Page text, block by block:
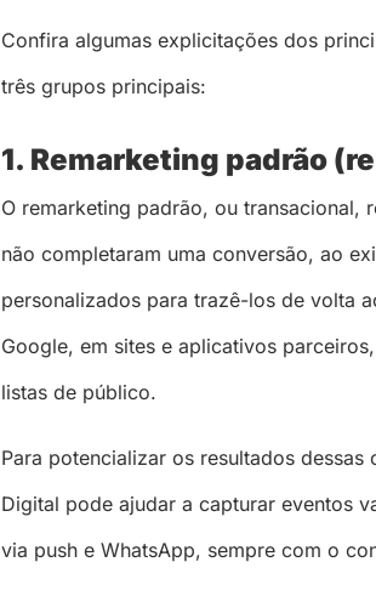
Confira algumas explicitações dos
três grupos principais:
1. Remarketing padrão
O remarketing padrão, ou transacional,
não completaram uma conversão, ao
personalizados para trazê-los de volta
Google, em sites e aplicativos
listas de público.
Para potencializar os resultados
Digital pode ajudar a capturar eventos
via push e WhatsApp, sempre com o